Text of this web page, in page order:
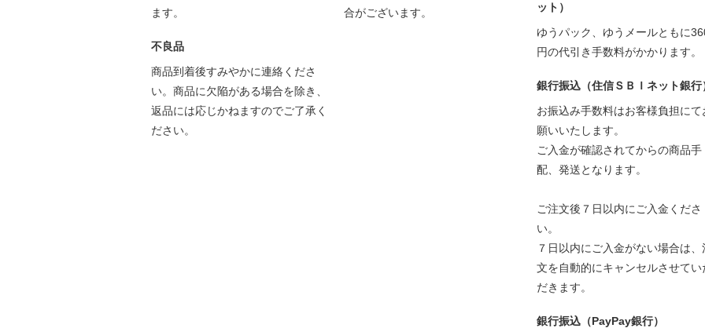
ます。
不良品
商品到着後すみやかに連絡くださ
い。商品に欠陥がある場合を除き、
返品には応じかねますのでご了承く
ださい。
合がございます。
ット）
ゆうパック、ゆうメールともに
円の代引き手数料がかかります。
銀行振込（住信ＳＢＩネット銀行
お振込み手数料はお客様負担にて
願いいたします。
ご入金が確認されてからの商品手
配、発送となります。
ご注文後７日以内にご入金くださ
い。
７日以内にご入金がない場合は、
文を自動的にキャンセルさせてい
だきます。
銀行振込（PayPay銀行）